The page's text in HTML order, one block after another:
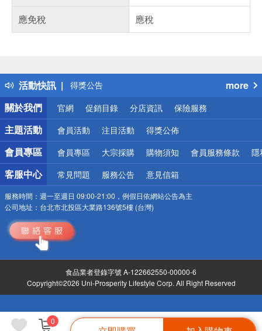
0
應免稅
應稅
活動快訊
詐騙網頁！請小心！
得獎公告
熱門話題
銀行優惠
偏遠地區配送
詐騙網頁！請小心！
more
關於我們
官網 促銷目錄 分店資訊 保險服務
主題活動 會員活動 注目活動 得獎公佈
會員專區 會員專區 大宗採購 購物須知 會員服務條款 隱
客服中心 常見問題 服務公告 意見信箱
服務時間： 週一至週日 09:00-21:00，例假日依網站公告為主
公司地址： 台北市北投區大業路136號5樓 (台灣)
食品業者登錄字號 A-122662550-00000-6
Copyright©2026 Uni-Prosperity Lifestyle Corp. All Right Reserved